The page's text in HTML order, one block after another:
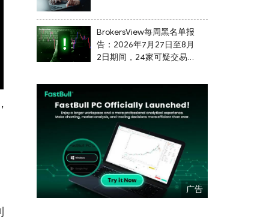
BrokersView每周黑名单报
告：2026年7月27日至8月
2日期间，24家可疑交易商